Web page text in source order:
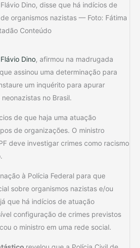
Dino, disse que há indícios de
organismos nazistas — Foto: Fátima
Conteúdo
Flávio Dino, afirmou na madrugada
assinou uma determinação para
um inquérito para apurar
no Brasil.
de que haja uma atuação
de organizações. O ministro
deve investigar crimes como racismo
à Polícia Federal para que
sobre organismos nazistas e/ou
que há indícios de atuação
configuração de crimes previstos
o ministro em uma rede social.